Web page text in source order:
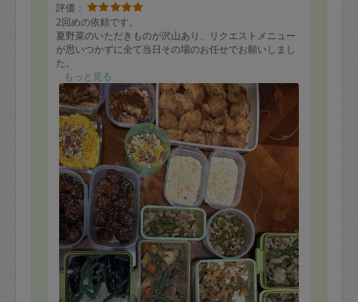
評価：
2回めの依頼です。
夏野菜のいただきものが沢山あり、リクエストメニュー
が思いつかずに全て当日その場のお任せでお願いしまし
た。
かなりの無茶振りにも関わらず到着してすぐに手際良く
料理を始めてくださり、一切無駄がなくどんどんとお料
理が出来上がって行き感動です。
今回は
カボチャサラダ
チキンのマスタードソテー
チキンタルタル
肉団子
豚肉ピーマン炒め
肉じゃが
ナスと大根蟹あんかけ
ゴーヤーチャンプルー
ちくわピーマン炒め
スープを作ってくださいました。
どのお料理も美味しく家族も感動しております。
もっと見る